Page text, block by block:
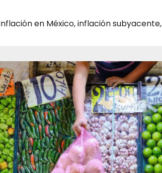
en México,inflación subyacente,